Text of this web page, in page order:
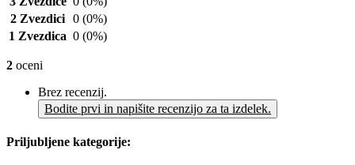
2 Zvezdici 0 (0%)
1 Zvezdica 0 (0%)
2 oceni
Brez recenzij.
Bodite prvi in napišite recenzijo za ta izdelek.
Priljubljene kategorije: